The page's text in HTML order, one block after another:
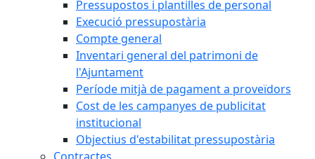
Pressupostos i plantilles de personal
Execució pressupostària
Compte general
Inventari general del patrimoni de
l'Ajuntament
Període mitjà de pagament a proveïdors
Cost de les campanyes de publicitat
institucional
Objectius d'estabilitat pressupostària